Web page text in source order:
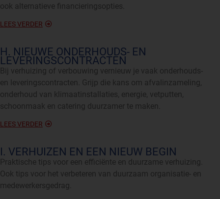
ook alternatieve financieringsopties.
LEES VERDER
H. NIEUWE ONDERHOUDS- EN
LEVERINGSCONTRACTEN
Bij verhuizing of verbouwing vernieuw je vaak onderhouds-
en leveringscontracten. Grijp die kans om afvalinzameling,
onderhoud van klimaatinstallaties, energie, vetputten,
schoonmaak en catering duurzamer te maken.
LEES VERDER
I. VERHUIZEN EN EEN NIEUW BEGIN
Praktische tips voor een efficiënte en duurzame verhuizing.
Ook tips voor het verbeteren van duurzaam organisatie- en
medewerkersgedrag.